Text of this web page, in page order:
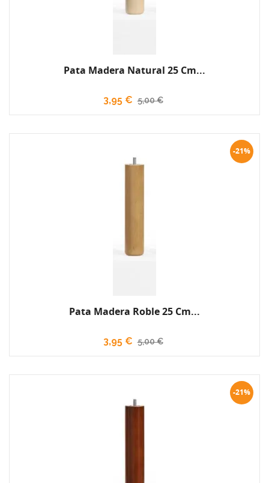
Pata Madera Natural 25 Cm...
3,95 € 5,00 €
-21%
Pata Madera Roble 25 Cm...
3,95 € 5,00 €
-21%